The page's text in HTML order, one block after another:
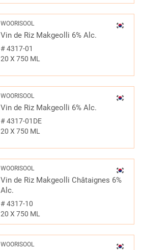
WOORISOOL
Vin de Riz Makgeolli 6% Alc.
#4317-01
20 X 750 ML
WOORISOOL
Vin de Riz Makgeolli 6% Alc.
#4317-01DE
20 X 750 ML
WOORISOOL
Vin de Riz Makgeolli Châtaignes 6%
Alc.
#4317-10
20 X 750 ML
WOORISOOL